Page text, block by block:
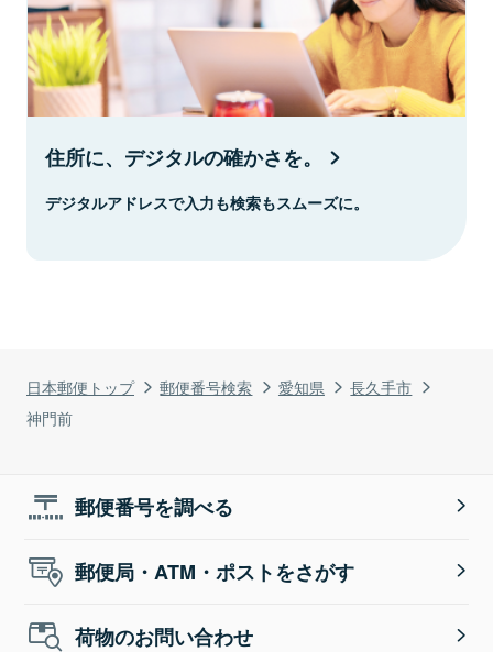
日本郵便トップ 郵便番号検索 愛知県
長久手市
神門前
住所に、デジタルの確かさを。
デジタルアドレスで入力も検索もスムーズに。
郵便番号を調べる
郵便局・ATM・ポストをさがす
荷物のお問い合わせ